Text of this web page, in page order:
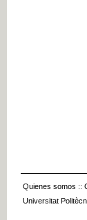
Quienes somos ::
Universitat